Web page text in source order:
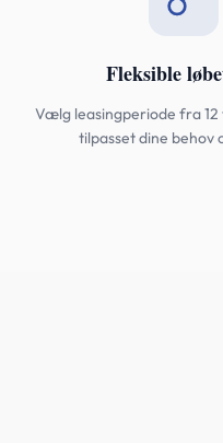
Fleksible
Vælg leasingperiode fra 12
tilpasset dine behov